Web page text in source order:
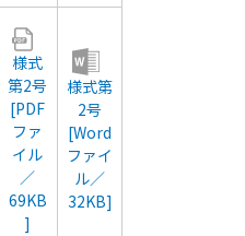
様式
第2号
[PDF
ファ
イル
／
69KB
]
様式第
2号
[Word
ファイ
ル／
32KB]